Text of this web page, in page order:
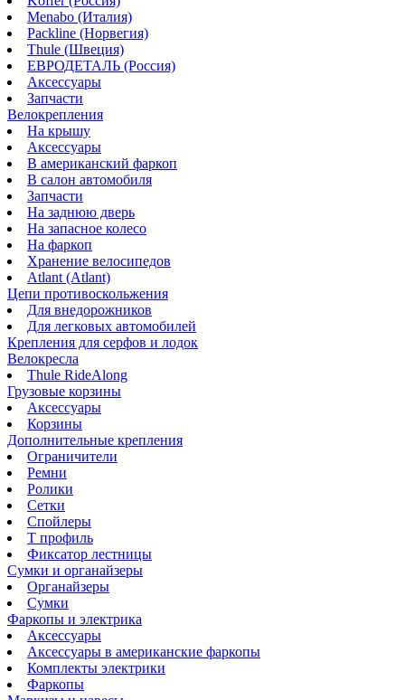
Menabo (Италия)
Packline (Норвегия)
Thule (Швеция)
ЕВРОДЕТАЛЬ (Россия)
Аксессуары
Запчасти
Велокрепления
На крышу
Аксессуары
В американский фаркоп
В салон автомобиля
Запчасти
На заднюю дверь
На запасное колесо
На фаркоп
Хранение велосипедов
Atlant (Atlant)
Цепи противоскольжения
Для внедорожников
Для легковых автомобилей
Крепления для серфов и лодок
Велокресла
Thule RideAlong
Грузовые корзины
Аксессуары
Корзины
Дополнительные крепления
Ограничители
Ремни
Ролики
Сетки
Спойлеры
Т профиль
Фиксатор лестницы
Сумки и органайзеры
Органайзеры
Сумки
Фаркопы и электрика
Аксессуары
Аксессуары в американские фаркопы
Комплекты электрики
Фаркопы